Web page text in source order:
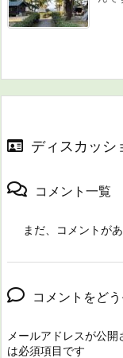
ディスカッシ
コメント一覧
まだ、コメントが
コメントをど
メールアドレスが公開
は必須項目です